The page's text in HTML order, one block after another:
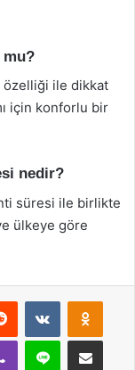
mu?
özelliği ile dikkat
için konforlu bir
nedir?
süresi ile birlikte
ülkeye göre
Reddit VKontakte
Viber Line E-Posta ile